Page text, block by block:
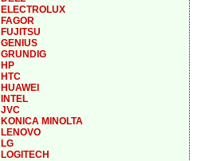
ELECTROLUX
FAGOR
FUJITSU
GENIUS
GRUNDIG
HP
HTC
HUAWEI
INTEL
JVC
KONICA MINOLTA
LENOVO
LG
LOGITECH